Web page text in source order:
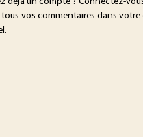
vos commentaires dans votre